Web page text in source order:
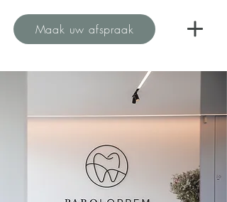
Maak uw afspraak